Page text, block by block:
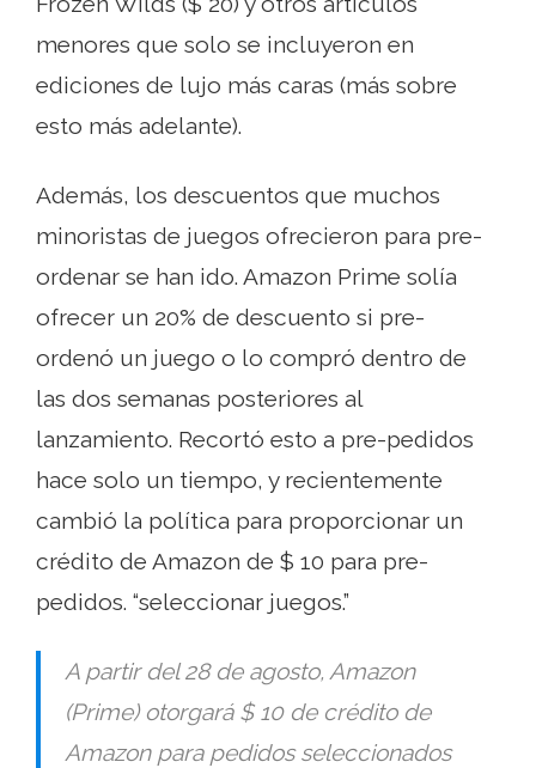
menores que solo se incluyeron en
ediciones de lujo más caras (más sobre
esto más adelante).
Además, los descuentos que muchos
minoristas de juegos ofrecieron para pre-
ordenar se han ido. Amazon Prime solía
ofrecer un 20% de descuento si pre-
ordenó un juego o lo compró dentro de
las dos semanas posteriores al
lanzamiento. Recortó esto a pre-pedidos
hace solo un tiempo, y recientemente
cambió la política para proporcionar un
crédito de Amazon de $ 10 para pre-
pedidos. “seleccionar juegos.”
A partir del 28 de agosto, Amazon
(Prime) otorgará $ 10 de crédito de
Amazon para pedidos seleccionados